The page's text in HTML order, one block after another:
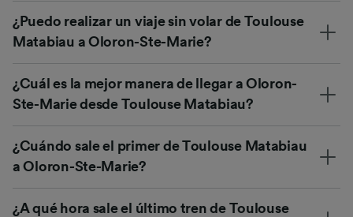
¿Puedo realizar un viaje sin volar de Toulouse
Matabiau a Oloron-Ste-Marie?
¿Cuál es la mejor manera de llegar a Oloron-
Ste-Marie desde Toulouse Matabiau?
¿Cuándo sale el primer de Toulouse Matabiau
a Oloron-Ste-Marie?
¿A qué hora sale el último tren de Toulouse